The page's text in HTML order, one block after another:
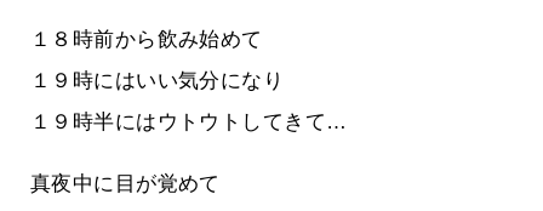
１８時前から飲み始めて
１９時にはいい気分になり
１９時半にはウトウトしてきて…
真夜中に目が覚めて